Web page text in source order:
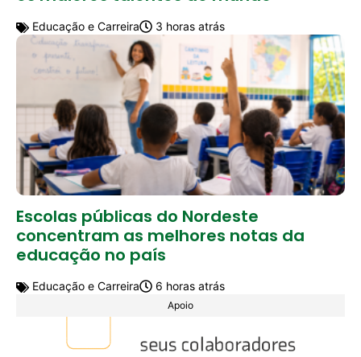
Educação e Carreira 3 horas atrás
Escolas públicas do Nordeste
concentram as melhores notas da
educação no país
Educação e Carreira 6 horas atrás
Apoio